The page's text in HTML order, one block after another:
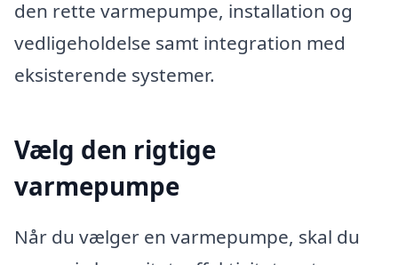
den rette varmepumpe, installation og
vedligeholdelse samt integration med
eksisterende systemer.
Vælg den rigtige
varmepumpe
Når du vælger en varmepumpe, skal du